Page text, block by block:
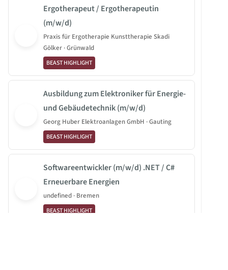
Ergotherapeut / Ergotherapeutin
(m/w/d)
Praxis für Ergotherapie Kunsttherapie Skadi
Gölker · Grünwald
BEAST HIGHLIGHT
Ausbildung zum Elektroniker für Energie-
und Gebäudetechnik (m/w/d)
Georg Huber Elektroanlagen GmbH · Gauting
BEAST HIGHLIGHT
Softwareentwickler (m/w/d) .NET / C#
Erneuerbare Energien
undefined · Bremen
BEAST HIGHLIGHT